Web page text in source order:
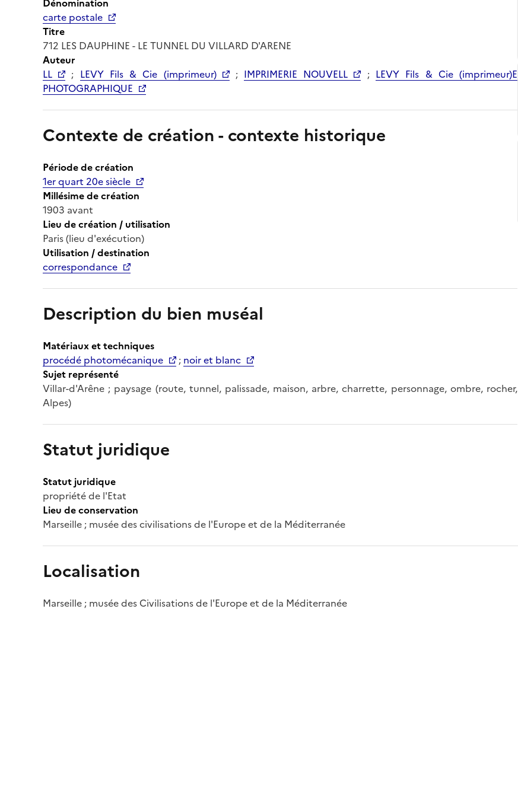
carte postale
Titre
712 LES DAUPHINE - LE TUNNEL DU VILLARD D'ARENE
Auteur
LL
; LEVY Fils & Cie (imprimeur) ; IMPRIMERIE NOUVELL ; LEVY Fils & Cie (imprimeur)E
PHOTOGRAPHIQUE
Contexte de création - contexte historique
Période de création
1er quart 20e siècle
Millésime de création
1903 avant
Lieu de création / utilisation
Paris (lieu d'exécution)
Utilisation / destination
correspondance
Description du bien muséal
Matériaux et techniques
procédé photomécanique
; noir et blanc
Sujet représenté
Villar-d'Arêne ; paysage (route, tunnel, palissade, maison, arbre, charrette, personnage, ombre, rocher,
Alpes)
Statut juridique
Statut juridique
propriété de l'Etat
Lieu de conservation
Marseille ; musée des civilisations de l'Europe et de la Méditerranée
Localisation
Marseille ; musée des Civilisations de l'Europe et de la Méditerranée